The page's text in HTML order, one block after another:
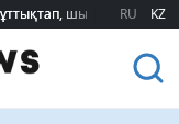
шығармашылық
шығармашылық
RU KZ